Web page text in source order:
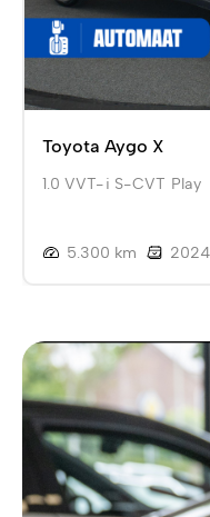
Toyota Aygo X
1.0 VVT-i S-CVT Play
5.300 km 2024